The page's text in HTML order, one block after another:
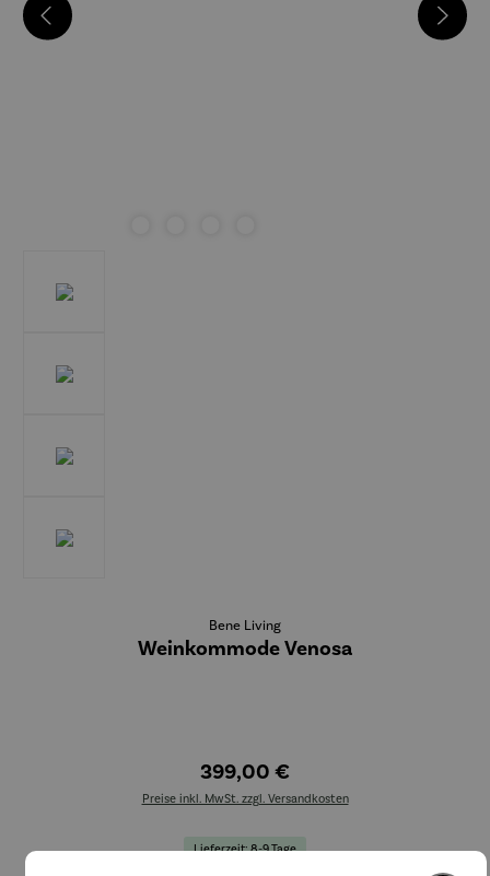
Bene Living
Weinkommode Venosa
399,00 €
Preise inkl. MwSt. zzgl. Versandkosten
Lieferzeit: 8-9 Tage